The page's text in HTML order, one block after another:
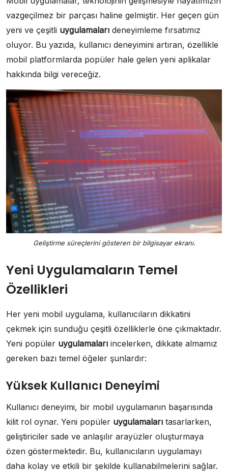
vazgeçilmez bir parçası haline gelmiştir. Her geçen gün
yeni ve çeşitli uygulamaları deneyimleme fırsatımız
oluyor. Bu yazıda, kullanıcı deneyimini artıran, özellikle
mobil platformlarda popüler hale gelen yeni aplikalar
hakkında bilgi vereceğiz.
Geliştirme süreçlerini gösteren bir bilgisayar ekranı.
Yeni Uygulamaların Temel
Özellikleri
Her yeni mobil uygulama, kullanıcıların dikkatini
çekmek için sunduğu çeşitli özelliklerle öne çıkmaktadır.
Yeni popüler uygulamaları incelerken, dikkate almamız
gereken bazı temel öğeler şunlardır:
Yüksek Kullanıcı Deneyimi
Kullanıcı deneyimi, bir mobil uygulamanın başarısında
kilit rol oynar. Yeni popüler uygulamaları tasarlarken,
geliştiriciler sade ve anlaşılır arayüzler oluşturmaya
özen göstermektedir. Bu, kullanıcıların uygulamayı
daha kolay ve etkili bir şekilde kullanabilmelerini sağlar.